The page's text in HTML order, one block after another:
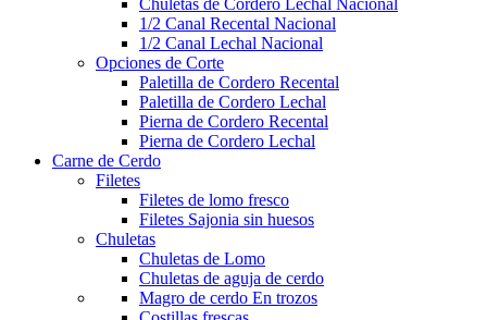
Chuletas de Cordero Lechal Nacional
1/2 Canal Recental Nacional
1/2 Canal Lechal Nacional
Opciones de Corte
Paletilla de Cordero Recental
Paletilla de Cordero Lechal​
Pierna de Cordero Recental
Pierna de Cordero Lechal
Carne de Cerdo
Filetes
Filetes de lomo fresco
Filetes Sajonia sin huesos
Chuletas
Chuletas de Lomo
Chuletas de aguja de cerdo
Magro de cerdo En trozos